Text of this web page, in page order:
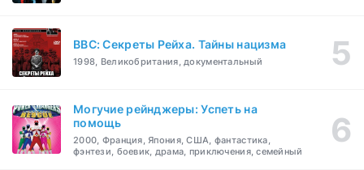
BBC: Секреты Рейха. Тайны нацизма
1998, Великобритания, документальный
Могучие рейнджеры: Успеть на
помощь
2000, Франция, Япония, США, фантастика,
фэнтези, боевик, драма, приключения, семейный